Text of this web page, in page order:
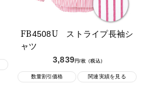
FB4508U ストライプ長袖シ
ャツ
3,839円/枚（税込）
数量割引価格 関連実績を見る